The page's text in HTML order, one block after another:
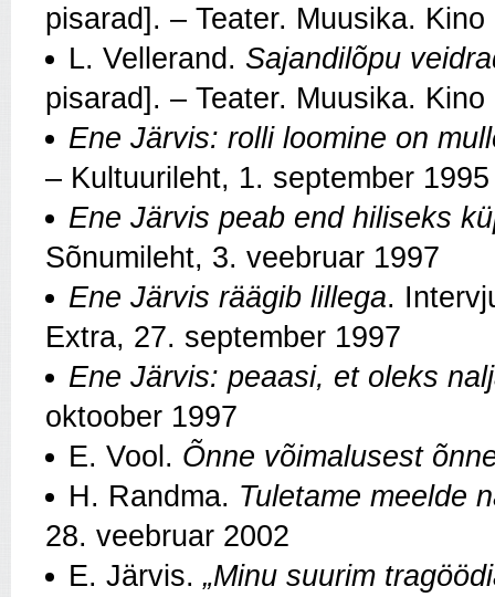
pisarad]. – Teater. Muusika. Kino
L. Vellerand. Sajandilõpu
pisarad]. – Teater. Muusika. Kino
Ene Järvis: rolli loomine on
– Kultuurileht, 1. september 1995
Ene Järvis peab end hiliseks
Sõnumileht, 3. veebruar 1997
Ene Järvis räägib lillega.
Extra, 27. september 1997
Ene Järvis: peaasi, et oleks
oktoober 1997
E. Vool. Õnne võimalusest
H. Randma. Tuletame meelde
28. veebruar 2002
E. Järvis. „Minu suurim